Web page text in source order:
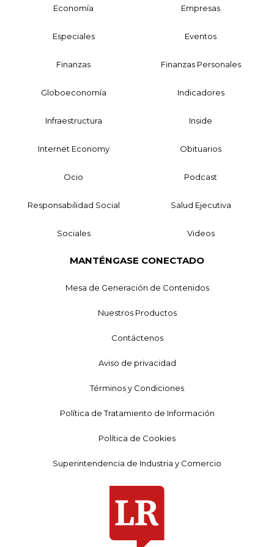
Economía Empresas
Especiales Eventos
Finanzas Finanzas Personales
Globoeconomía Indicadores
Infraestructura Inside
Internet Economy Obituarios
Ocio Podcast
Responsabilidad Social Salud Ejecutiva
Sociales Videos
MANTÉNGASE CONECTADO
Mesa de Generación de Contenidos
Nuestros Productos
Contáctenos
Aviso de privacidad
Términos y Condiciones
Política de Tratamiento de Información
Política de Cookies
Superintendencia de Industria y Comercio